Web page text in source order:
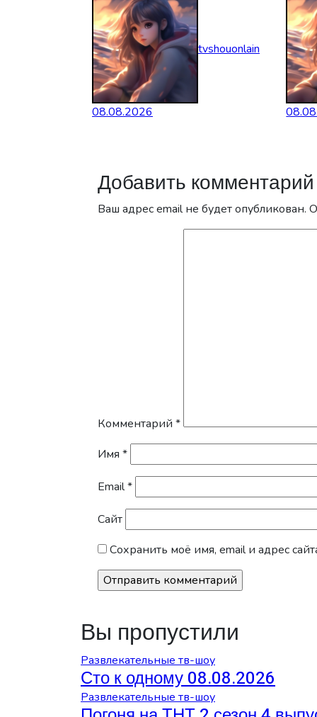
tvshouonlain
08.08.2026
Добавить комментарий
Ваш адрес email не будет опубликован.
Комментарий *
Имя *
Email*
Сайт
Сохранить моё имя, email и адрес
Вы пропустили
Развлекательные тв-шоу
Сто к одному 08.08.2026
Развлекательные тв-шоу